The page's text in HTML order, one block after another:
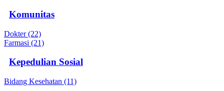
Komunitas
Dokter (22)
Farmasi (21)
Kepedulian Sosial
Bidang Kesehatan (11)